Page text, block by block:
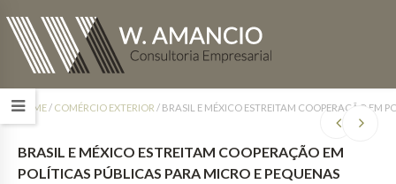
HOME/ COMÉRCIO EXTERIOR / BRASIL E MÉXICO ESTREITAM COOPERAÇÃO EM
BRASIL E MÉXICO ESTREITAM COOPERAÇÃO EM
POLÍTICAS PÚBLICAS PARA MICRO E PEQUENAS